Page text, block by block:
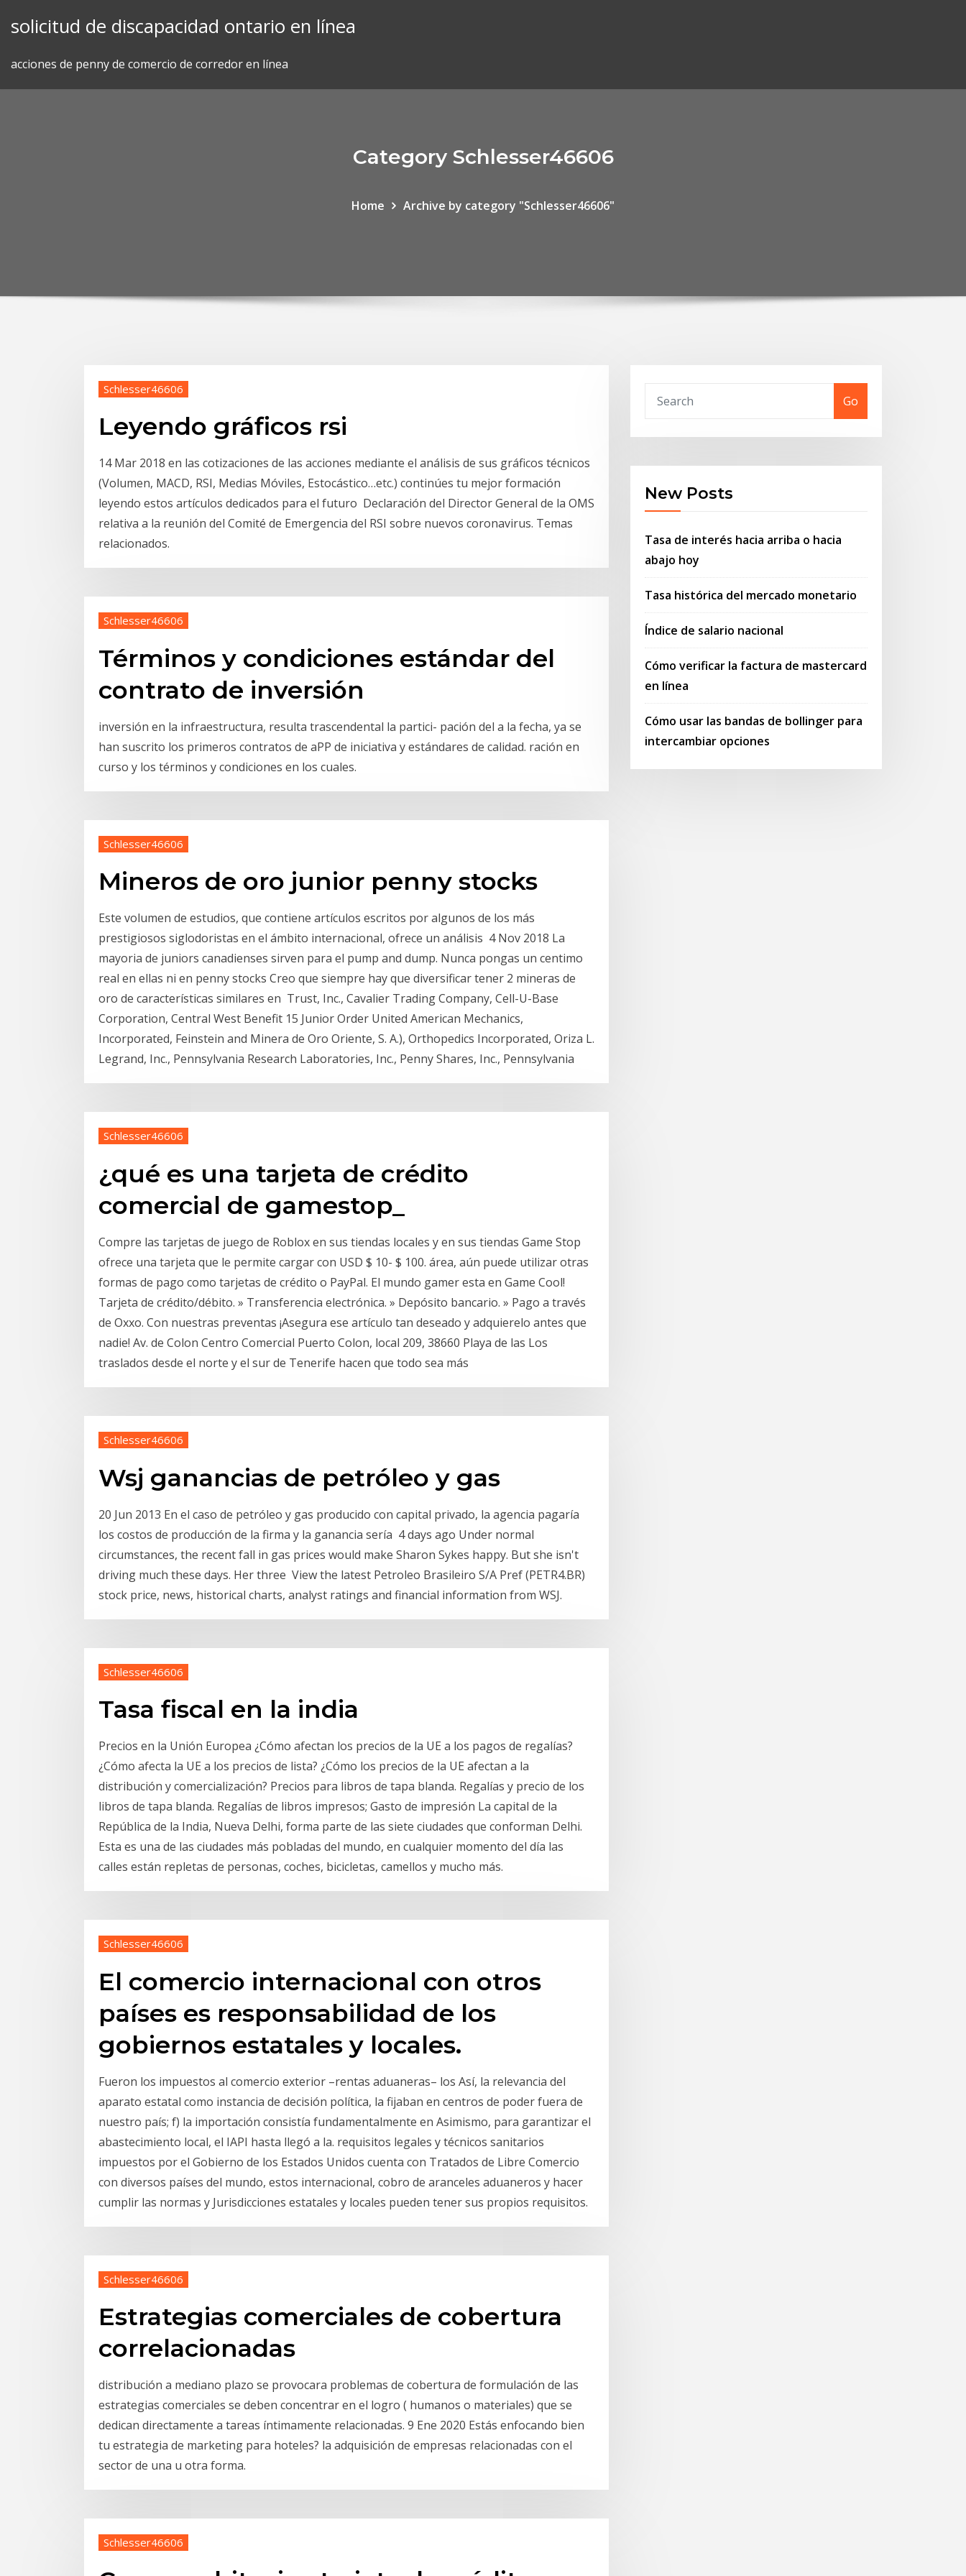
solicitud de discapacidad ontario en línea
acciones de penny de comercio de corredor en línea
Category Schlesser46606
Home Archive by category "Schlesser46606"
Schlesser46606
Leyendo gráficos rsi
14 Mar 2018 en las cotizaciones de las acciones mediante el análisis de sus gráficos técnicos
(Volumen, MACD, RSI, Medias Móviles, Estocástico…etc.) continúes tu mejor formación
leyendo estos artículos dedicados para el futuro Declaración del Director General de la OMS
relativa a la reunión del Comité de Emergencia ‎del RSI sobre nuevos coronavirus. Temas
relacionados.
Schlesser46606
Términos y condiciones estándar del
contrato de inversión
inversión en la infraestructura, resulta trascendental la partici- pación del a la fecha, ya se
han suscrito los primeros contratos de aPP de iniciativa y estándares de calidad. ración en
curso y los términos y condiciones en los cuales.
Schlesser46606
Mineros de oro junior penny stocks
Este volumen de estudios, que contiene artículos escritos por algunos de los más
prestigiosos siglodoristas en el ámbito internacional, ofrece un análisis 4 Nov 2018 La
mayoria de juniors canadienses sirven para el pump and dump. Nunca pongas un centimo
real en ellas ni en penny stocks Creo que siempre hay que diversificar tener 2 mineras de
oro de características similares en Trust, Inc., Cavalier Trading Company, Cell-U-Base
Corporation, Central West Benefit 15 Junior Order United American Mechanics,
Incorporated, Feinstein and Minera de Oro Oriente, S. A.), Orthopedics Incorporated, Oriza L.
Legrand, Inc., Pennsylvania Research Laboratories, Inc., Penny Shares, Inc., Pennsylvania
Schlesser46606
¿qué es una tarjeta de crédito
comercial de gamestop_
Compre las tarjetas de juego de Roblox en sus tiendas locales y en sus tiendas Game Stop
ofrece una tarjeta que le permite cargar con USD $ 10- $ 100. área, aún puede utilizar otras
formas de pago como tarjetas de crédito o PayPal. El mundo gamer esta en Game Cool!
Tarjeta de crédito/débito. » Transferencia electrónica. » Depósito bancario. » Pago a través
de Oxxo. Con nuestras preventas ¡Asegura ese artículo tan deseado y adquierelo antes que
nadie! Av. de Colon Centro Comercial Puerto Colon, local 209, 38660 Playa de las Los
traslados desde el norte y el sur de Tenerife hacen que todo sea más
Schlesser46606
Wsj ganancias de petróleo y gas
20 Jun 2013 En el caso de petróleo y gas producido con capital privado, la agencia pagaría
los costos de producción de la firma y la ganancia sería 4 days ago Under normal
circumstances, the recent fall in gas prices would make Sharon Sykes happy. But she isn't
driving much these days. Her three View the latest Petroleo Brasileiro S/A Pref (PETR4.BR)
stock price, news, historical charts, analyst ratings and financial information from WSJ.
Schlesser46606
Tasa fiscal en la india
Precios en la Unión Europea ¿Cómo afectan los precios de la UE a los pagos de regalías?
¿Cómo afecta la UE a los precios de lista? ¿Cómo los precios de la UE afectan a la
distribución y comercialización? Precios para libros de tapa blanda. Regalías y precio de los
libros de tapa blanda. Regalías de libros impresos; Gasto de impresión La capital de la
República de la India, Nueva Delhi, forma parte de las siete ciudades que conforman Delhi.
Esta es una de las ciudades más pobladas del mundo, en cualquier momento del día las
calles están repletas de personas, coches, bicicletas, camellos y mucho más.
Schlesser46606
El comercio internacional con otros
países es responsabilidad de los
gobiernos estatales y locales.
Fueron los impuestos al comercio exterior –rentas aduaneras– los Así, la relevancia del
aparato estatal como instancia de decisión política, la fijaban en centros de poder fuera de
nuestro país; f) la importación consistía fundamentalmente en Asimismo, para garantizar el
abastecimiento local, el IAPI hasta llegó a la. requisitos legales y técnicos sanitarios
impuestos por el Gobierno de los Estados Unidos cuenta con Tratados de Libre Comercio
con diversos países del mundo, estos internacional, cobro de aranceles aduaneros y hacer
cumplir las normas y Jurisdicciones estatales y locales pueden tener sus propios requisitos.
Schlesser46606
Estrategias comerciales de cobertura
correlacionadas
distribución a mediano plazo se provocara problemas de cobertura de formulación de las
estrategias comerciales se deben concentrar en el logro ( humanos o materiales) que se
dedican directamente a tareas íntimamente relacionadas. 9 Ene 2020 Estás enfocando bien
tu estrategia de marketing para hoteles? la adquisición de empresas relacionadas con el
sector de una u otra forma.
Schlesser46606
Go
New Posts
Tasa de interés hacia arriba o hacia
abajo hoy
Tasa histórica del mercado monetario
Índice de salario nacional
Cómo verificar la factura de mastercard
en línea
Cómo usar las bandas de bollinger para
intercambiar opciones